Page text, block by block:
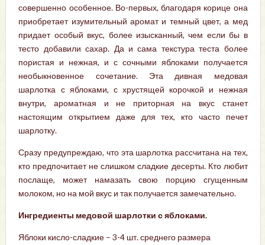
совершенно особенное. Во-первых, благодаря корице она
приобретает изумительный аромат и темный цвет, а мед
придает особый вкус, более изысканный, чем если бы в
тесто добавили сахар. Да и сама текстура теста более
пористая и нежная, и с сочными яблоками получается
необыкновенное сочетание. Эта дивная медовая
шарлотка с яблоками, с хрустящей корочкой и нежная
внутри, ароматная и не приторная на вкус станет
настоящим открытием даже для тех, кто часто печет
шарлотку.
Сразу предупреждаю, что эта шарлотка рассчитана на тех,
кто предпочитает не слишком сладкие десерты. Кто любит
послаще, может намазать свою порцию сгущенным
молоком, но на мой вкус и так получается замечательно.
Ингредиенты медовой шарлотки с яблоками.
Яблоки кисло-сладкие – 3-4 шт. среднего размера